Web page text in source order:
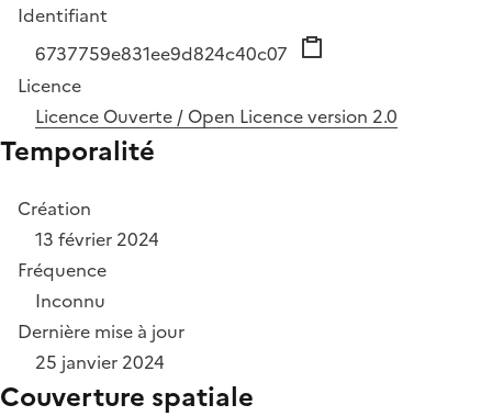
Identifiant
6737759e831ee9d824c40c07
Licence
Licence Ouverte / Open Licence version 2.0
Temporalité
Création
13 février 2024
Fréquence
Inconnu
Dernière mise à jour
25 janvier 2024
Couverture spatiale